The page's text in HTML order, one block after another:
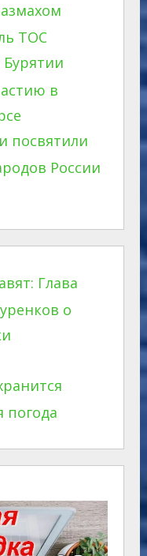
ТОС
в
посвятили
России
Глава
о
погода